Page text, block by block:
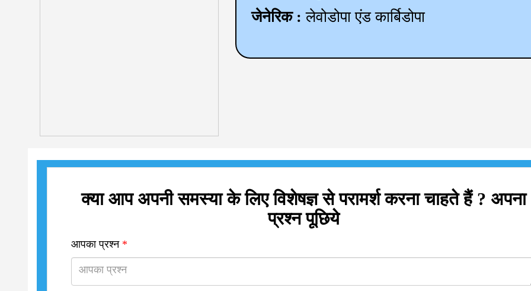
जेनेरिक : लेवोडोपा एंड कार्बिडोपा
क्या आप अपनी समस्या के लिए विशेषज्ञ से परामर्श करना चाहते हैं ? अपना
प्रश्न पूछिये
आपका प्रश्न*